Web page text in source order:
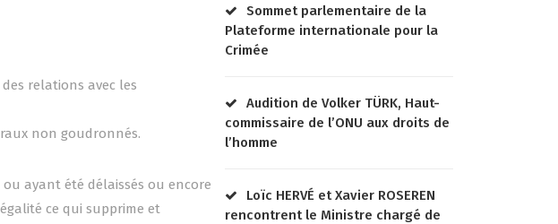
relations avec les
non goudronnés.
ayant été délaissés ou encore
ce qui supprime et
Sommet parlementaire de la
Plateforme internationale pour la
Crimée
Audition de Volker TÜRK, Haut-
commissaire de l’ONU aux droits de
l’homme
Loïc HERVÉ et Xavier ROSEREN
rencontrent le Ministre chargé de